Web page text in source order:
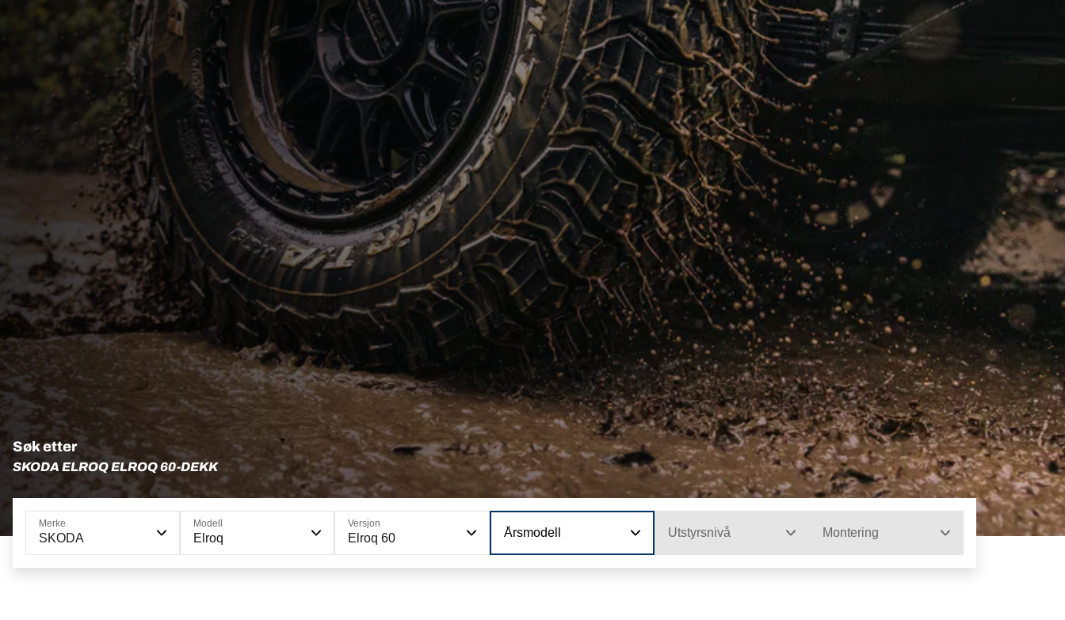
Søk etter
SKODA ELROQ ELROQ 60-DEKK
Merke
SKODA
Modell
Elroq
Versjon
Elroq 60 Årsmodell Utstyrsnivå Montering